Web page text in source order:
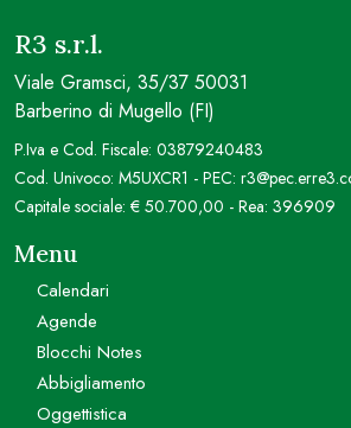
R3 s.r.l.
Viale Gramsci, 35/37 50031
Barberino di Mugello (FI)
P.Iva e Cod. Fiscale: 03879240483
Cod. Univoco: M5UXCR1 - PEC:
Capitale sociale: € 50.700,00 - Rea: 396909
Menu
Calendari
Agende
Blocchi Notes
Abbigliamento
Oggettistica